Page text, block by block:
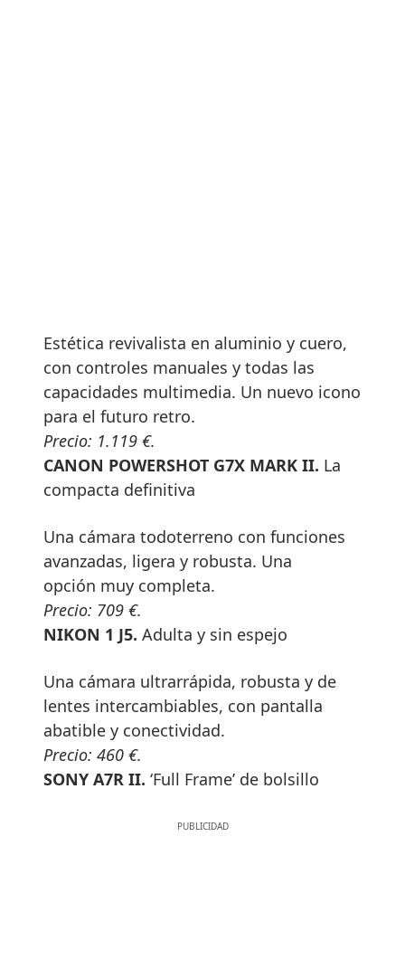
Estética revivalista en aluminio y cuero,
con controles manuales y todas las
capacidades multimedia. Un nuevo icono
para el futuro retro.
Precio: 1.119 €.
CANON POWERSHOT G7X MARK II. La
compacta definitiva
Una cámara todoterreno con funciones
avanzadas, ligera y robusta. Una
opción muy completa.
Precio: 709 €.
NIKON 1 J5. Adulta y sin espejo
Una cámara ultrarrápida, robusta y de
lentes intercambiables, con pantalla
abatible y conectividad.
Precio: 460 €.
SONY A7R II. ‘Full Frame’ de bolsillo